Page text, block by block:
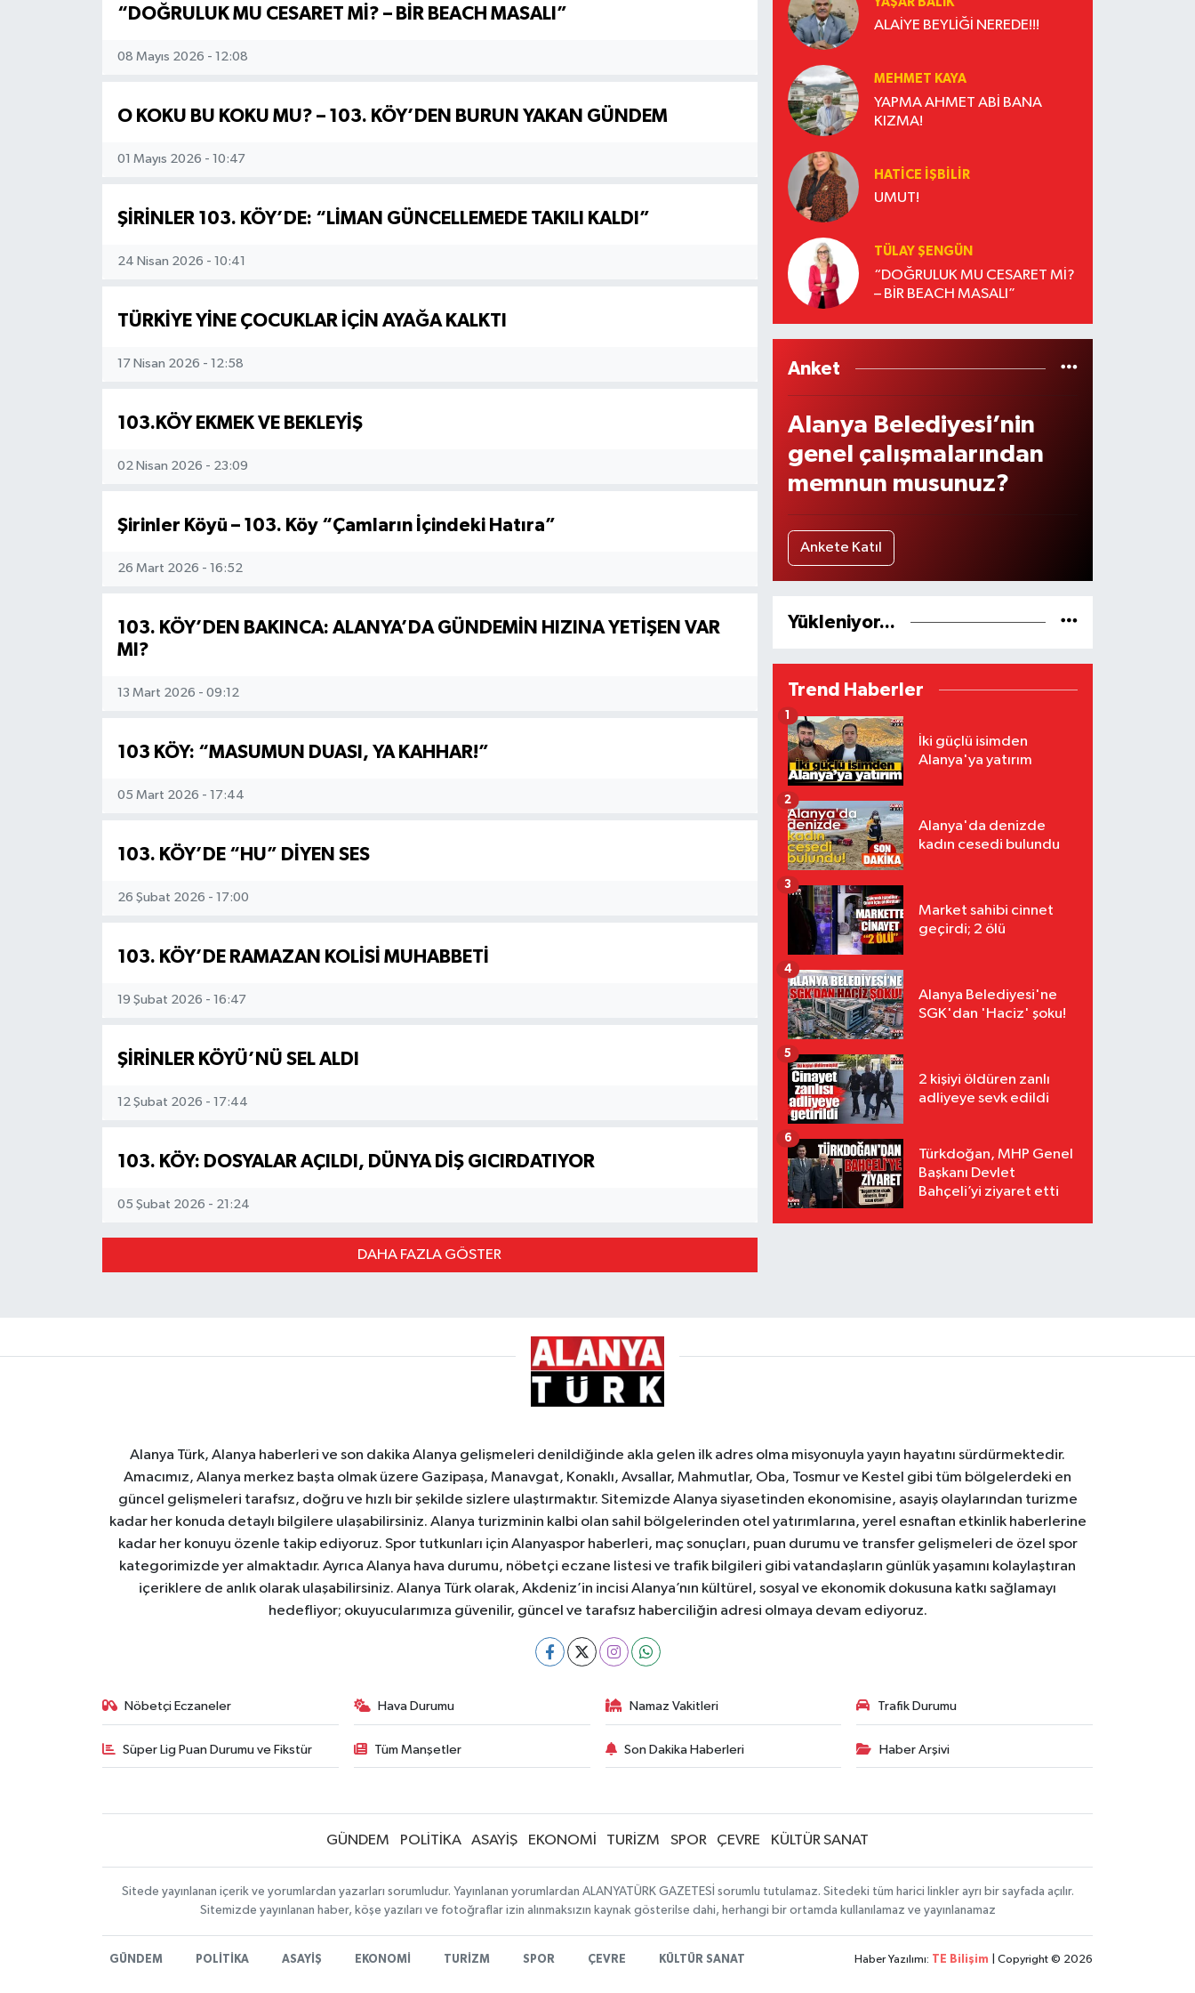
“DOĞRULUK MU CESARET Mİ? – BİR BEACH MASALI”
08 Mayıs 2026 - 12:08
O KOKU BU KOKU MU? – 103. KÖY’DEN BURUN YAKAN GÜNDEM
01 Mayıs 2026 - 10:47
ŞİRİNLER 103. KÖY’DE: “LİMAN GÜNCELLEMEDE TAKILI KALDI”
24 Nisan 2026 - 10:41
TÜRKİYE YİNE ÇOCUKLAR İÇİN AYAĞA KALKTI
17 Nisan 2026 - 12:58
103.KÖY EKMEK VE BEKLEYİŞ
02 Nisan 2026 - 23:09
Şirinler Köyü – 103. Köy “Çamların İçindeki Hatıra”
26 Mart 2026 - 16:52
103. KÖY’DEN BAKINCA: ALANYA’DA GÜNDEMİN HIZINA YETİŞEN VAR
MI?
13 Mart 2026 - 09:12
103 KÖY: “MASUMUN DUASI, YA KAHHAR!”
05 Mart 2026 - 17:44
103. KÖY’DE “HU” DİYEN SES
26 Şubat 2026 - 17:00
103. KÖY’DE RAMAZAN KOLİSİ MUHABBETİ
19 Şubat 2026 - 16:47
ŞİRİNLER KÖYÜ’NÜ SEL ALDI
12 Şubat 2026 - 17:44
103. KÖY: DOSYALAR AÇILDI, DÜNYA DİŞ GICIRDATIYOR
05 Şubat 2026 - 21:24
DAHA FAZLA GÖSTER
ALAİYE BEYLİĞİ NEREDE!!!
MEHMET KAYA
YAPMA AHMET ABİ BANA
KIZMA!
HATICE İŞBİLİR
UMUT!
TÜLAY ŞENGÜN
“DOĞRULUK MU CESARET Mİ?
– BİR BEACH MASALI”
Anket
Alanya Belediyesi’nin
genel çalışmalarından
memnun musunuz?
Ankete Katıl
Yükleniyor...
Trend Haberler
İki güçlü isimden
Alanya'ya yatırım
1
Alanya'da denizde
kadın cesedi bulundu
2
Market sahibi cinnet
geçirdi; 2 ölü
3
Alanya Belediyesi'ne
SGK'dan 'Haciz' şoku!
4
2 kişiyi öldüren zanlı
adliyeye sevk edildi
5
Türkdoğan, MHP Genel
Başkanı Devlet
Bahçeli’yi ziyaret etti
6
Alanya Türk, Alanya haberleri ve son dakika Alanya gelişmeleri denildiğinde akla gelen ilk adres olma misyonuyla yayın hayatını sürdürmektedir.
Amacımız, Alanya merkez başta olmak üzere Gazipaşa, Manavgat, Konaklı, Avsallar, Mahmutlar, Oba, Tosmur ve Kestel gibi tüm bölgelerdeki en
güncel gelişmeleri tarafsız, doğru ve hızlı bir şekilde sizlere ulaştırmaktır. Sitemizde Alanya siyasetinden ekonomisine, asayiş olaylarından turizme
kadar her konuda detaylı bilgilere ulaşabilirsiniz. Alanya turizminin kalbi olan sahil bölgelerinden otel yatırımlarına, yerel esnaftan etkinlik haberlerine
kadar her konuyu özenle takip ediyoruz. Spor tutkunları için Alanyaspor haberleri, maç sonuçları, puan durumu ve transfer gelişmeleri de özel spor
kategorimizde yer almaktadır. Ayrıca Alanya hava durumu, nöbetçi eczane listesi ve trafik bilgileri gibi vatandaşların günlük yaşamını kolaylaştıran
içeriklere de anlık olarak ulaşabilirsiniz. Alanya Türk olarak, Akdeniz’in incisi Alanya’nın kültürel, sosyal ve ekonomik dokusuna katkı sağlamayı
hedefliyor; okuyucularımıza güvenilir, güncel ve tarafsız haberciliğin adresi olmaya devam ediyoruz.
Nöbetçi Eczaneler Hava Durumu Namaz Vakitleri Trafik Durumu
Süper Lig Puan Durumu ve Fikstür Tüm Manşetler Son Dakika Haberleri Haber Arşivi
GÜNDEM POLİTİKA ASAYİŞ EKONOMİ TURİZM SPOR ÇEVRE KÜLTÜR SANAT
Sitede yayınlanan içerik ve yorumlardan yazarları sorumludur. Yayınlanan yorumlardan ALANYATÜRK GAZETESİ sorumlu tutulamaz. Sitedeki tüm harici linkler ayrı bir sayfada açılır.
Sitemizde yayınlanan haber, köşe yazıları ve fotoğraflar izin alınmaksızın kaynak gösterilse dahi, herhangi bir ortamda kullanılamaz ve yayınlanamaz
GÜNDEM POLİTİKA ASAYİŞ EKONOMİ TURİZM SPOR ÇEVRE KÜLTÜR SANAT Haber Yazılımı: TE Bilişim | Copyright © 2026